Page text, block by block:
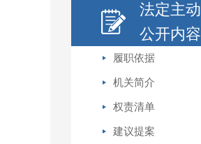
法定主动
公开内容
履职依据
机关简介
权责清单
建议提案